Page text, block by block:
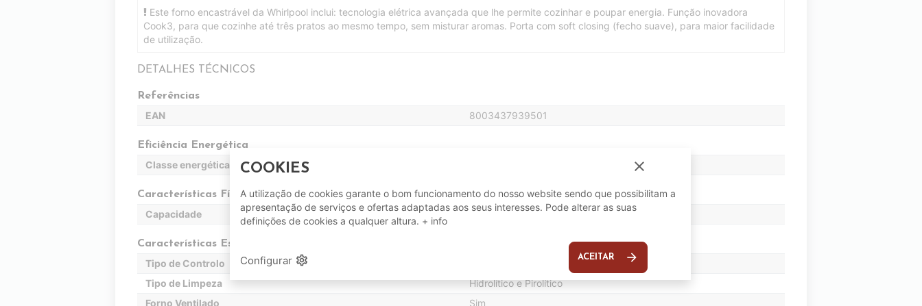
Este forno encastrável da Whirlpool inclui: tecnologia elétrica avançada que lhe permite cozinhar e poupar energia. Função inovadora
Cook3, para que cozinhe até três pratos ao mesmo tempo, sem misturar aromas. Porta com soft closing (fecho suave), para maior facilidade
de utilização.
DETALHES TÉCNICOS
Referências
EAN 8003437939501
Eficiência Energética
Classe energética antiga
Características Físicas
Capacidade 71 L
Características Específicas
Tipo de Controlo
Tipo de Limpeza
Hidrolítico e Pirolítico
Forno Ventilado
Sim
COOKIES close
A utilização de cookies garante o bom funcionamento do nosso website sendo que possibilitam a
apresentação de serviços e ofertas adaptadas aos seus interesses. Pode alterar as suas
definições de cookies a qualquer altura. + info
Configurar settings ACEITAR arrow_forward